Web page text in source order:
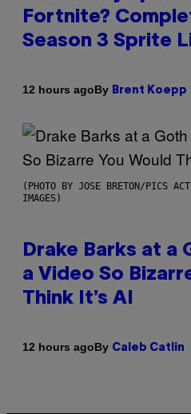
Fortnite?
Season 3 Sprite
12 hours agoBy Brent Koepp
(PHOTO BY JOSE BRETON/PICS
IMAGES)
Drake Barks at a
a Video So
Think It’s AI
12 hours agoBy Caleb Catlin